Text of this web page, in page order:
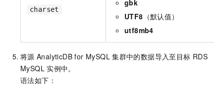
charset
gbk
UTF8 （默认值）
utf8mb4
将源 AnalyticDB for MySQL 集群中的数据导入至目标 RDS
MySQL 实例中。
语法如下：